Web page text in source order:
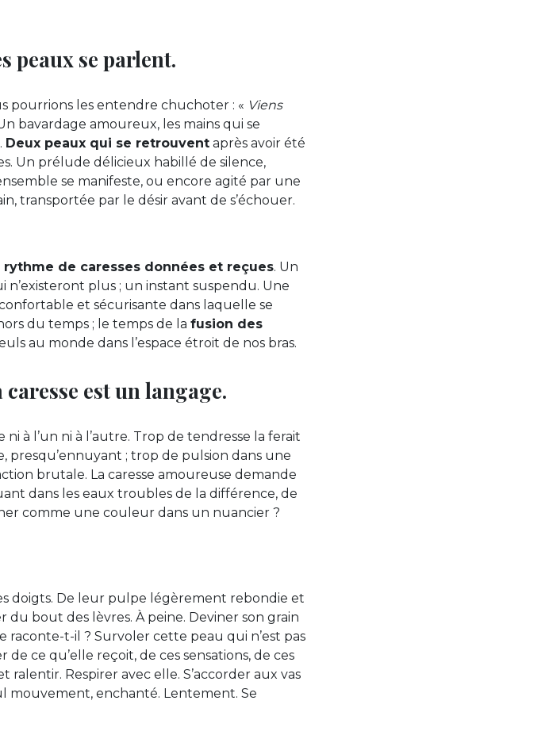
peaux se parlent.
pourrions les entendre chuchoter : « Viens
bavardage amoureux, les mains qui se
Deux peaux qui se retrouvent après avoir été
Un prélude délicieux habillé de silence,
se manifeste, ou encore agité par une
transportée par le désir avant de s’échouer.
rythme de caresses données et reçues. Un
plus ; un instant suspendu. Une
et sécurisante dans laquelle se
du temps ; le temps de la fusion des
au monde dans l’espace étroit de nos bras.
est un langage.
à l’un ni à l’autre. Trop de tendresse la ferait
presqu’ennuyant ; trop de pulsion dans une
brutale. La caresse amoureuse demande
dans les eaux troubles de la différence, de
comme une couleur dans un nuancier ?
doigts. De leur pulpe légèrement rebondie et
bout des lèvres. À peine. Deviner son grain
raconte-t-il ? Survoler cette peau qui n’est pas
ce qu’elle reçoit, de ces sensations, de ces
ralentir. Respirer avec elle. S’accorder aux vas
mouvement, enchanté. Lentement. Se